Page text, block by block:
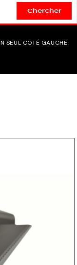
Chercher
SEUL CÔTÉ GAUCHE